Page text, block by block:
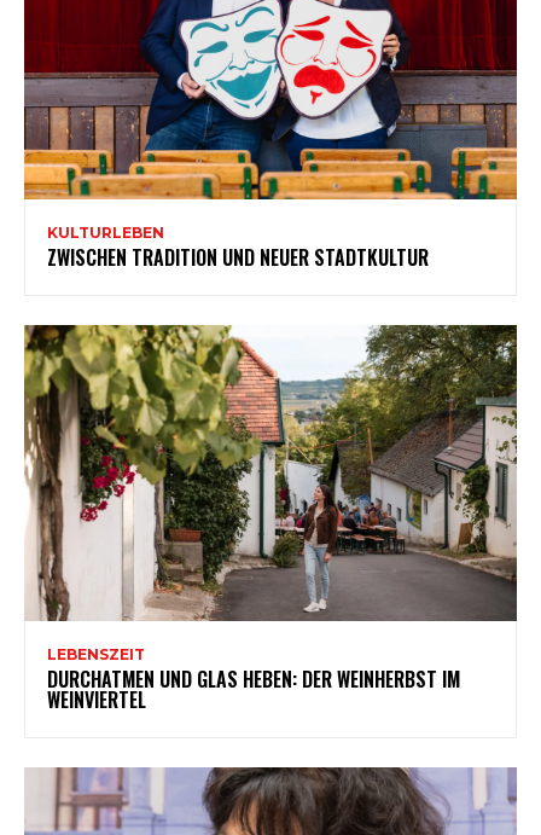
KULTURLEBEN
ZWISCHEN TRADITION UND NEUER STADTKULTUR
LEBENSZEIT
DURCHATMEN UND GLAS HEBEN: DER WEINHERBST IM
WEINVIERTEL